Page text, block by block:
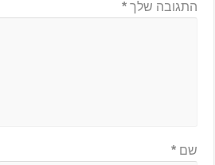
התגובה שלך*
שם*